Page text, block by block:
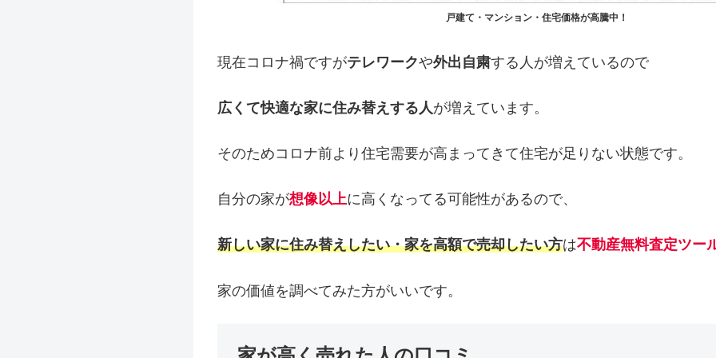
戸建て・マンション・住宅価格が高騰中！
現在コロナ禍ですがテレワークや外出自粛する人が増えているので
広くて快適な家に住み替えする人が増えています。
そのためコロナ前より住宅需要が高まってきて住宅が足りない状態です。
自分の家が想像以上に高くなってる可能性があるので、
新しい家に住み替えしたい・家を高額で売却したい方は不動産無料査定ツー
家の価値を調べてみた方がいいです。